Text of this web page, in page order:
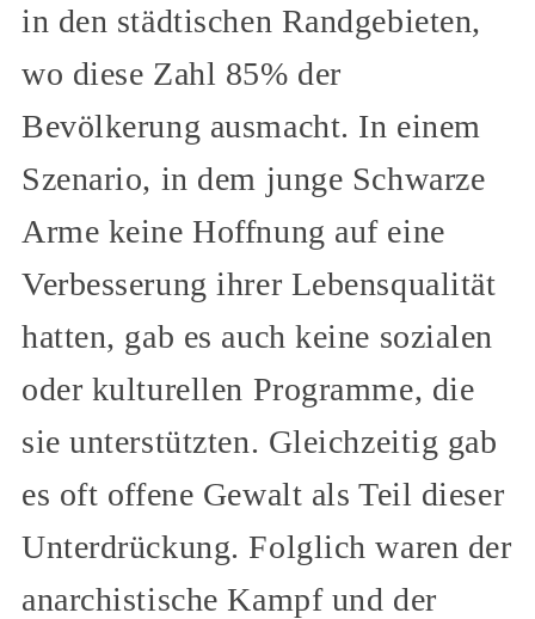
in den städtischen Randgebieten,
wo diese Zahl 85% der
Bevölkerung ausmacht. In einem
Szenario, in dem junge Schwarze
Arme keine Hoffnung auf eine
Verbesserung ihrer Lebensqualität
hatten, gab es auch keine sozialen
oder kulturellen Programme, die
sie unterstützten. Gleichzeitig gab
es oft offene Gewalt als Teil dieser
Unterdrückung. Folglich waren der
anarchistische Kampf und der